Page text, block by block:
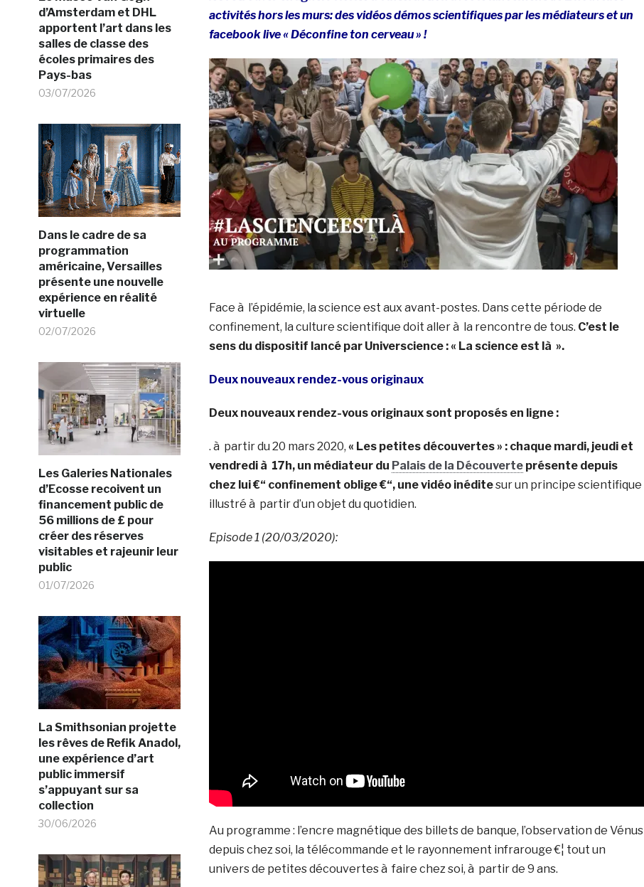
d’Amsterdam et DHL
apportent l’art dans les
salles de classe des
écoles primaires des
Pays-bas
03/07/2026
Dans le cadre de sa
programmation
américaine, Versailles
présente une nouvelle
expérience en réalité
virtuelle
02/07/2026
Les Galeries Nationales
d’Ecosse recoivent un
financement public de
56 millions de £ pour
créer des réserves
visitables et rajeunir leur
public
01/07/2026
La Smithsonian projette
les rêves de Refik Anadol,
une expérience d’art
public immersif
s’appuyant sur sa
collection
30/06/2026
activités hors les murs: des vidéos démos scientifiques par les médiateurs et un
facebook live « Déconfine ton cerveau » !
Face à l’épidémie, la science est aux avant-postes. Dans cette période de
confinement, la culture scientifique doit aller à la rencontre de tous. C’est le
sens du dispositif lancé par Universcience : « La science est là ».
Deux nouveaux rendez-vous originaux
Deux nouveaux rendez-vous originaux sont proposés en ligne :
. à partir du 20 mars 2020, « Les petites découvertes » : chaque mardi, jeudi et
vendredi à 17h, un médiateur du Palais de la Découverteprésente depuis
chez lui €“ confinement oblige €“, une vidéo inéditesur un principe scientifique
illustré à partir d’un objet du quotidien.
Episode 1 (20/03/2020):
Au programme : l’encre magnétique des billets de banque, l’observation de Vénus
depuis chez soi, la télécommande et le rayonnement infrarouge €¦ tout un
univers de petites découvertes à faire chez soi, à partir de 9 ans.